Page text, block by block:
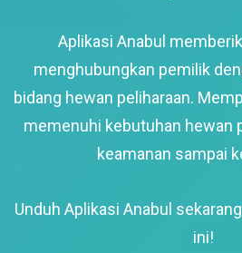
Aplikasi Anabul
menghubungkan pemilik
bidang hewan peliharaan.
memenuhi kebutuhan hewan
keamanan sampai
Unduh Aplikasi Anabul
ini!